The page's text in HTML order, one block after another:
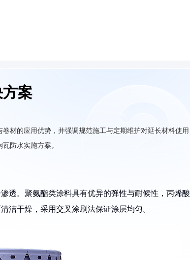
案
材的应用优势，并强调规范施工与定期维护对延长材料使用
防水实施方案。
透。聚氨酯类涂料具有优异的弹性与耐候性，丙烯酸
洁干燥，采用交叉涂刷法保证涂层均匀。